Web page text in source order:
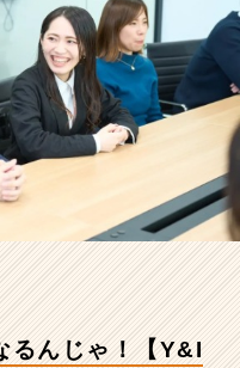
るんじゃ！【Y&I